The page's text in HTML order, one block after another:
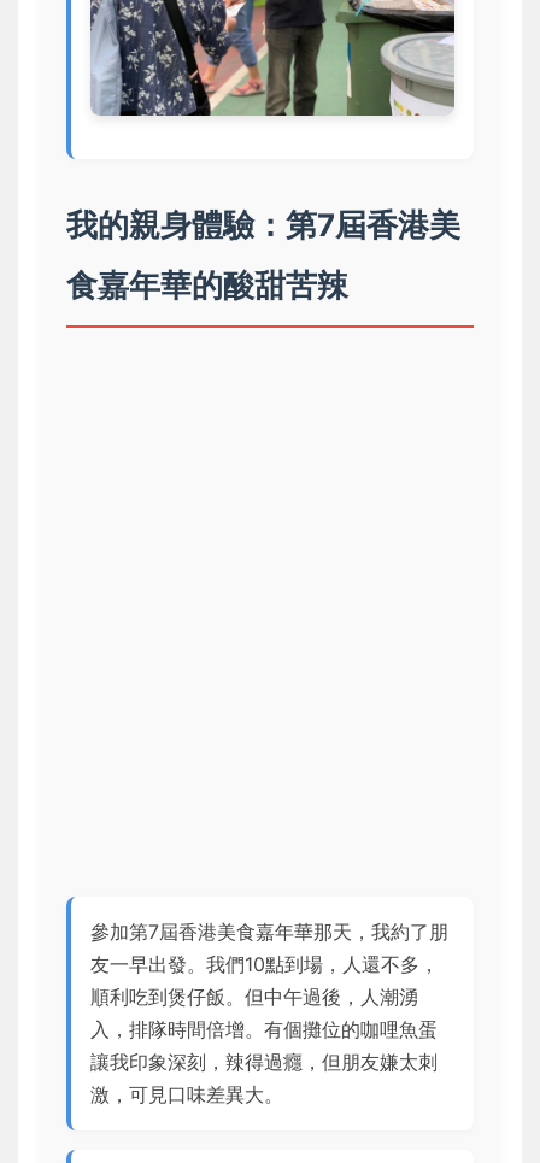
我的親身體驗：第7屆香港美
食嘉年華的酸甜苦辣
參加第7屆香港美食嘉年華那天，我約了朋
友一早出發。我們10點到場，人還不多，
順利吃到煲仔飯。但中午過後，人潮湧
入，排隊時間倍增。有個攤位的咖哩魚蛋
讓我印象深刻，辣得過癮，但朋友嫌太刺
激，可見口味差異大。